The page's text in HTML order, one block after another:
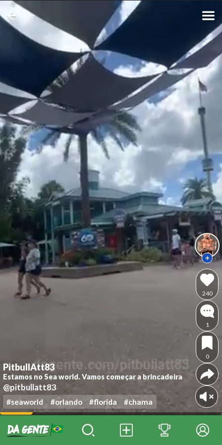
PitbullAtt83
Estamos no Sea world. Vamos começar a brincadeira
@pitbullatt83
#seaworld #orlando #florida #chama
240
1
0